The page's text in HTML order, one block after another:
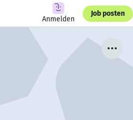
Anmelden
Job posten